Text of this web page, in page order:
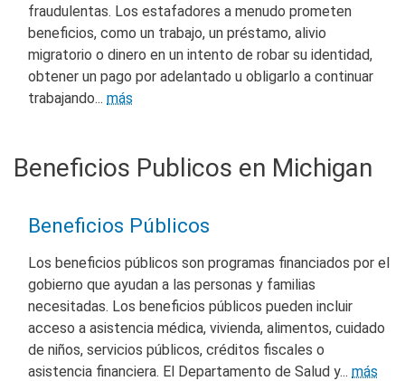
fraudulentas. Los estafadores a menudo prometen
beneficios, como un trabajo, un préstamo, alivio
migratorio o dinero en un intento de robar su identidad,
obtener un pago por adelantado u obligarlo a continuar
trabajando... más
Beneficios Publicos en Michigan
Beneficios Públicos
Los beneficios públicos son programas financiados por el
gobierno que ayudan a las personas y familias
necesitadas. Los beneficios públicos pueden incluir
acceso a asistencia médica, vivienda, alimentos, cuidado
de niños, servicios públicos, créditos fiscales o
asistencia financiera. El Departamento de Salud y... más